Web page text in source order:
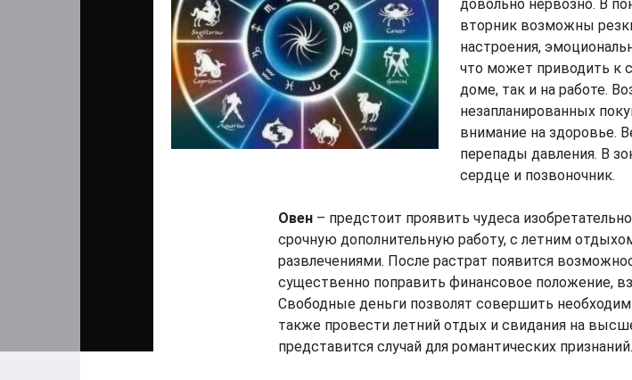
довольно нервозно. В
вторник возможны
настроения,
что может приводить к
доме, так и на работе.
незапланированных
внимание на здоровье.
перепады давления. В
сердце и позвоночник.
Овен – предстоит проявить чудеса
срочную дополнительную работу, с летним
развлечениями. После растрат появится
существенно поправить финансовое положение,
Свободные деньги позволят совершить
также провести летний отдых и свидания на
представится случай для романтических признаний.